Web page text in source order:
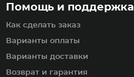
Помощь и поддержка
Как сделать заказ
Варианты оплаты
Варианты доставки
Возврат и гарантия